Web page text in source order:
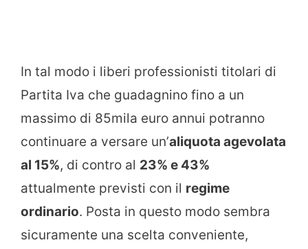
In tal modo i liberi professionisti titolari di
Partita Iva che guadagnino fino a un
massimo di 85mila euro annui potranno
continuare a versare un’aliquota agevolata
al 15%, di contro al 23% e 43%
attualmente previsti con il regime
ordinario. Posta in questo modo sembra
sicuramente una scelta conveniente,